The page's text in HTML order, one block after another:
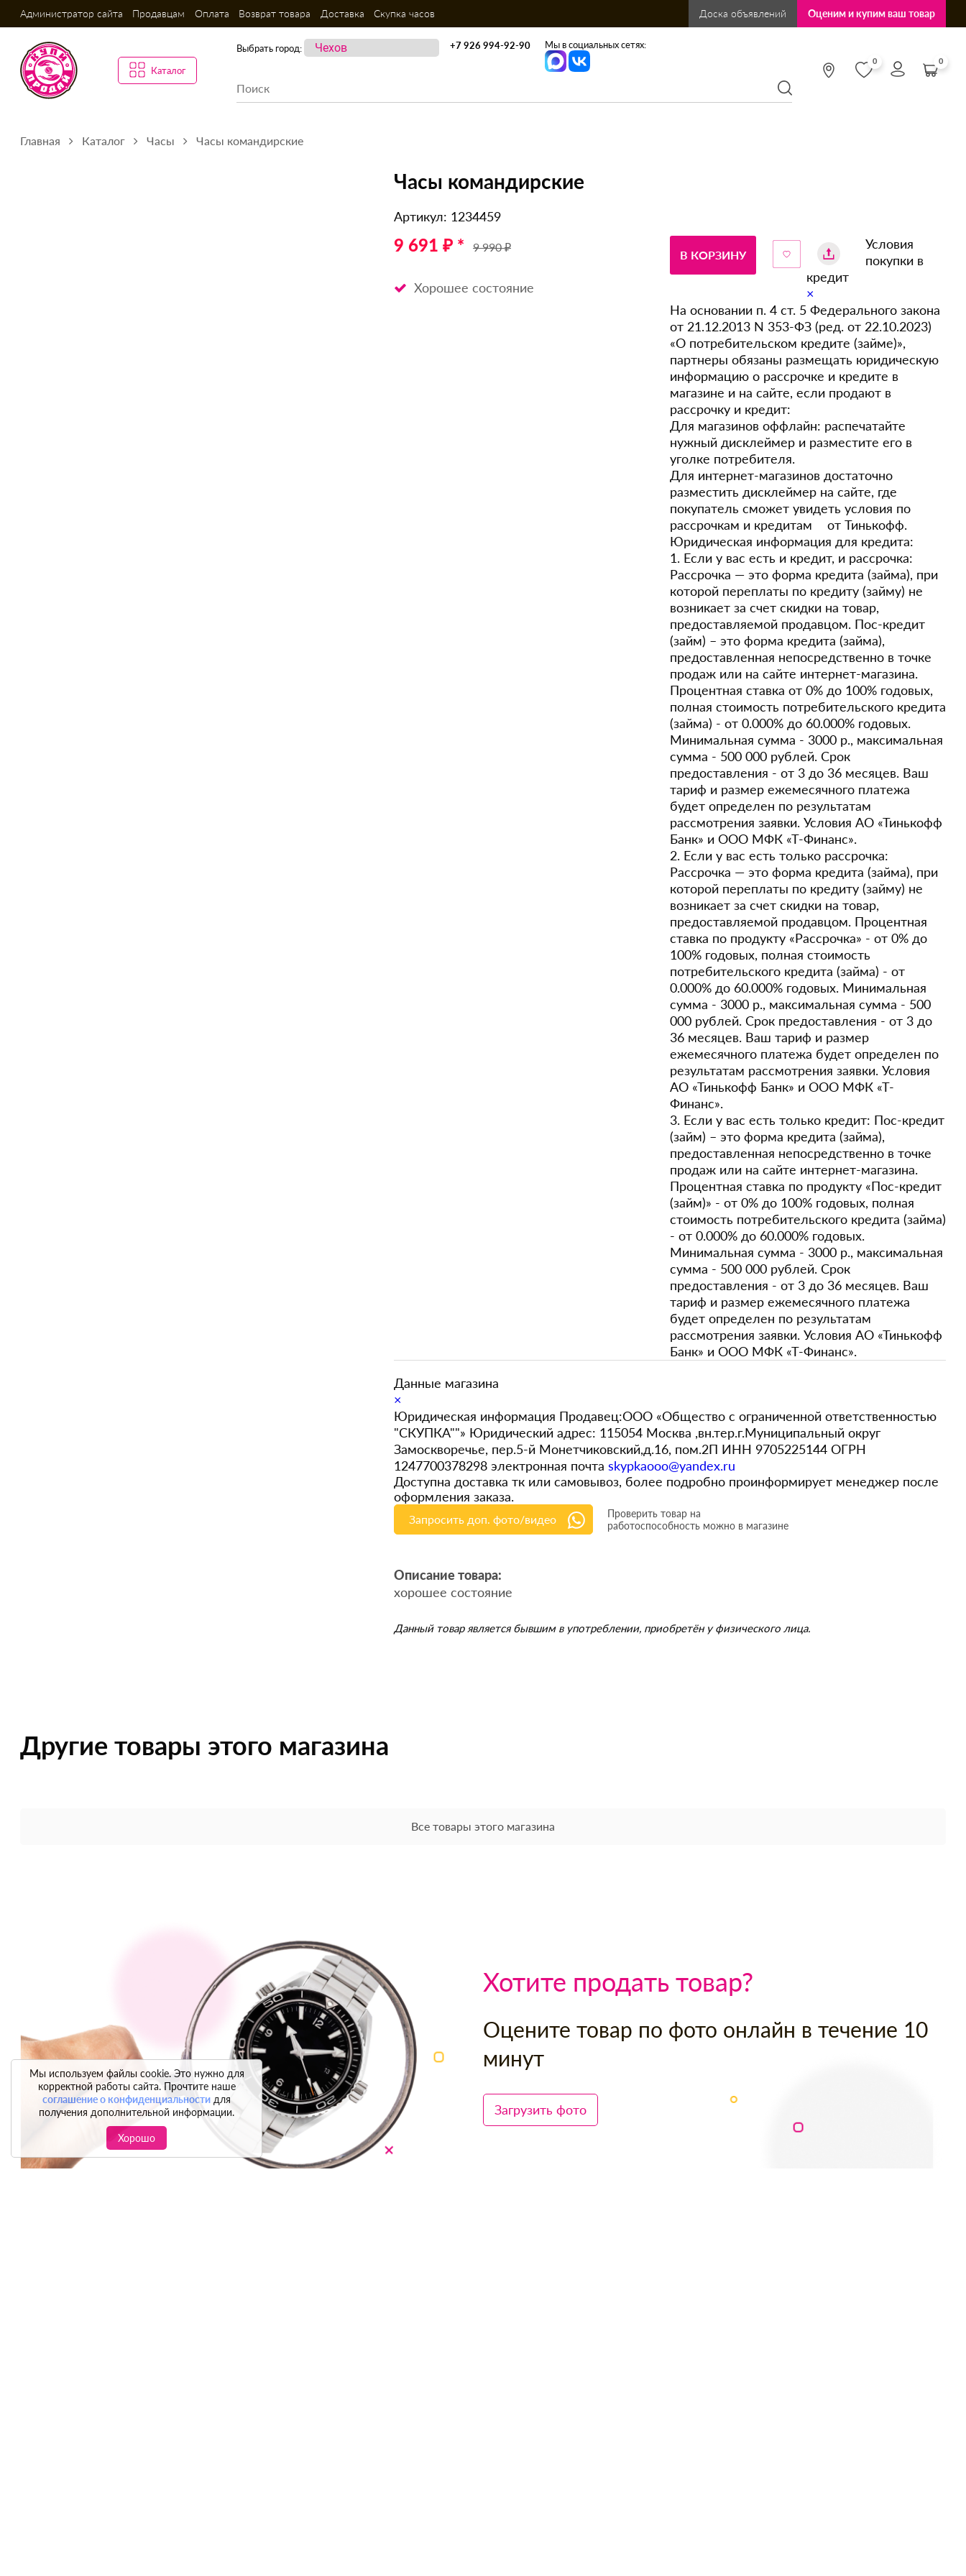
Администратор сайта Продавцам Оплата Возврат товара Доставка Скупка часов Доска объявлений Оценим и купим ваш товар
Каталог
Выбрать город: +7 926 994-92-90 Мы в социальных сетях:
0 0
Главная Каталог Часы Часы командирские
Часы командирские
Артикул: 1234459
9 691 ₽ * 9 990 ₽
Хорошее состояние
В КОРЗИНУ
Условия
покупки в
кредит
×
На основании п. 4 ст. 5 Федерального закона
от 21.12.2013 N 353-ФЗ (ред. от 22.10.2023)
«О потребительском кредите (займе)»,
партнеры обязаны размещать юридическую
информацию о рассрочке и кредите в
магазине и на сайте, если продают в
рассрочку и кредит:
Для магазинов оффлайн: распечатайте
нужный дисклеймер и разместите его в
уголке потребителя.
Для интернет-магазинов достаточно
разместить дисклеймер на сайте, где
покупатель сможет увидеть условия по
рассрочкам и кредитам от Тинькофф.
Юридическая информация для кредита:
1. Если у вас есть и кредит, и рассрочка:
Рассрочка — это форма кредита (займа), при
которой переплаты по кредиту (займу) не
возникает за счет скидки на товар,
предоставляемой продавцом. Пос-кредит
(займ) – это форма кредита (займа),
предоставленная непосредственно в точке
продаж или на сайте интернет-магазина.
Процентная ставка от 0% до 100% годовых,
полная стоимость потребительского кредита
(займа) - от 0.000% до 60.000% годовых.
Минимальная сумма - 3000 р., максимальная
сумма - 500 000 рублей. Срок
предоставления - от 3 до 36 месяцев. Ваш
тариф и размер ежемесячного платежа
будет определен по результатам
рассмотрения заявки. Условия АО «Тинькофф
Банк» и ООО МФК «Т-Финанс».
2. Если у вас есть только рассрочка:
Рассрочка — это форма кредита (займа), при
которой переплаты по кредиту (займу) не
возникает за счет скидки на товар,
предоставляемой продавцом. Процентная
ставка по продукту «Рассрочка» - от 0% до
100% годовых, полная стоимость
потребительского кредита (займа) - от
0.000% до 60.000% годовых. Минимальная
сумма - 3000 р., максимальная сумма - 500
000 рублей. Срок предоставления - от 3 до
36 месяцев. Ваш тариф и размер
ежемесячного платежа будет определен по
результатам рассмотрения заявки. Условия
АО «Тинькофф Банк» и ООО МФК «Т-
Финанс».
3. Если у вас есть только кредит: Пос-кредит
(займ) – это форма кредита (займа),
предоставленная непосредственно в точке
продаж или на сайте интернет-магазина.
Процентная ставка по продукту «Пос-кредит
(займ)» - от 0% до 100% годовых, полная
стоимость потребительского кредита (займа)
- от 0.000% до 60.000% годовых.
Минимальная сумма - 3000 р., максимальная
сумма - 500 000 рублей. Срок
предоставления - от 3 до 36 месяцев. Ваш
тариф и размер ежемесячного платежа
будет определен по результатам
рассмотрения заявки. Условия АО «Тинькофф
Банк» и ООО МФК «Т-Финанс».
Данные магазина
×
Юридическая информация Продавец:ООО «Общество с ограниченной ответственностью
"СКУПКА""» Юридический адрес: 115054 Москва ,вн.тер.г.Муниципальный округ
Замоскворечье, пер.5-й Монетчиковский,д.16, пом.2П ИНН 9705225144 ОГРН
1247700378298 электронная почта skypkaooo@yandex.ru
Доступна доставка тк или самовывоз, более подробно проинформирует менеджер после
оформления заказа.
Запросить доп. фото/видео
Проверить товар на
работоспособность можно в магазине
Описание товара:
хорошее состояние
Данный товар является бывшим в употреблении, приобретён у физического лица.
Другие товары этого магазина
Все товары этого магазина
Хотите продать товар?
Оцените товар по фото онлайн в течение 10
минут
Загрузить фото
Мы используем файлы cookie. Это нужно для
корректной работы сайта. Прочтите наше
соглашение о конфиденциальности для
получения дополнительной информации.
Хорошо